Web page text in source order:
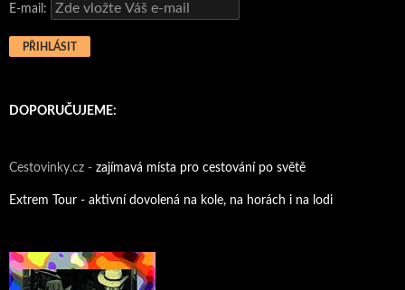
E-mail:
DOPORUČUJEME:
Cestovinky.cz - zajímavá místa pro cestování po světě
Extrem Tour - aktivní dovolená na kole, na horách i na lodi